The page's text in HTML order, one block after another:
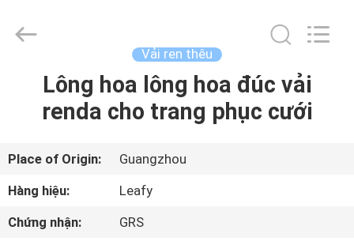
NHÀ
PHẨM
VỀ
Leafy
Textiles
Vải ren thêu
Lông hoa lông hoa đúc vải
renda cho trang phục cưới
Place of Origin:
Guangzhou
Hàng hiệu:
Leafy
Chứng nhận:
GRS